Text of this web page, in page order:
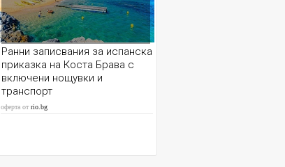
Ранни записвания за испанска
приказка на Коста Брава с
включени нощувки и
транспорт
оферта от rio.bg